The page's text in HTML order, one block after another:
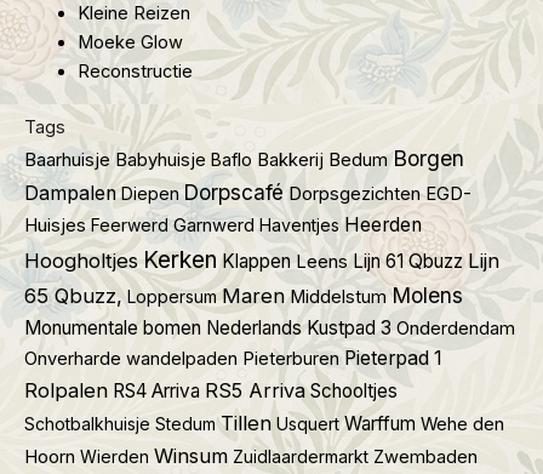
Kleine Reizen
Moeke Glow
Reconstructie
Tags
Baarhuisje Babyhuisje Baflo Bakkerij Bedum Borgen
Dampalen Diepen Dorpscafé Dorpsgezichten EGD-
Huisjes Feerwerd Garnwerd Haventjes Heerden
Hoogholtjes Kerken Klappen Leens Lijn 61 Qbuzz Lijn
65 Qbuzz, Loppersum Maren Middelstum Molens
Monumentale bomen Nederlands Kustpad 3 Onderdendam
Onverharde wandelpaden Pieterburen Pieterpad 1
Rolpalen RS4 Arriva RS5 Arriva Schooltjes
Schotbalkhuisje Stedum Tillen Usquert Warffum Wehe den
Hoorn Wierden Winsum Zuidlaardermarkt Zwembaden